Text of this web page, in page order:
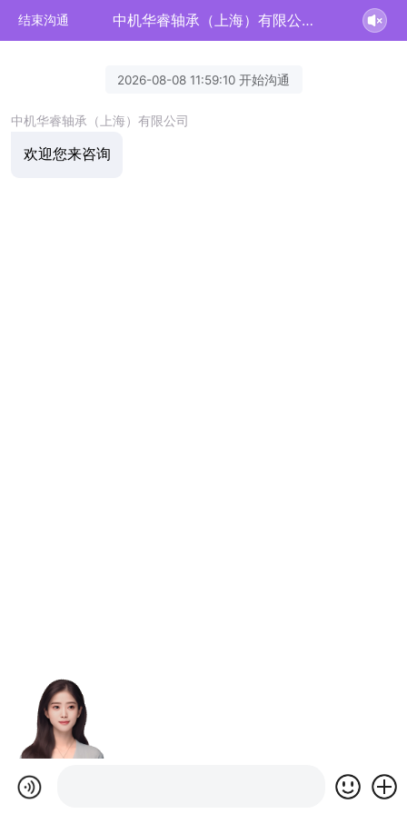
结束沟通 中机华睿轴承（上海）有限公司正在为您服务
2026-08-08 11:59:10 开始沟通
中机华睿轴承（上海）有限公司
欢迎您来咨询